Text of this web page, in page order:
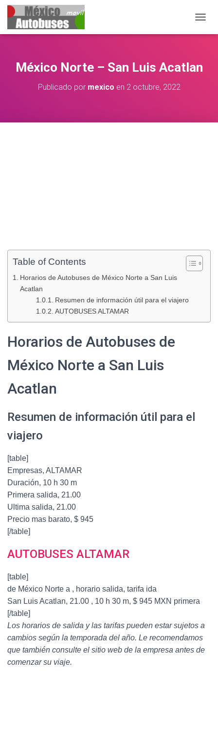
México Norte – San Luis Acatlan
Publicado por mexico en 2 octubre, 2022
Table of Contents
Horarios de Autobuses de México Norte a San Luis
Acatlan
Resumen de información útil para el viajero
AUTOBUSES ALTAMAR
Horarios de Autobuses de
México Norte a San Luis
Acatlan
Resumen de información útil para el
viajero
[table]
Empresas, ALTAMAR
Duración, 10 h 30 m
Primera salida, 21.00
Ultima salida, 21.00
Precio mas barato, $ 945
[/table]
AUTOBUSES ALTAMAR
[table]
de México Norte a , horario salida, tarifa ida
San Luis Acatlan, 21.00 , 10 h 30 m, $ 945 MXN primera
[/table]
Los horarios de salida y las tarifas pueden estar sujetos a
cambios según la temporada del año. Le recomendamos
que también consulte el sitio web de la empresa antes de
comenzar su viaje.